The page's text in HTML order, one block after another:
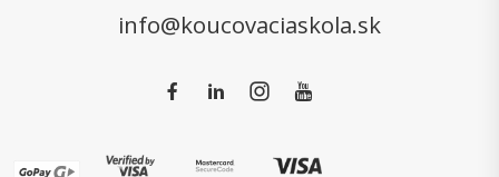
info@koucovaciaskola.sk